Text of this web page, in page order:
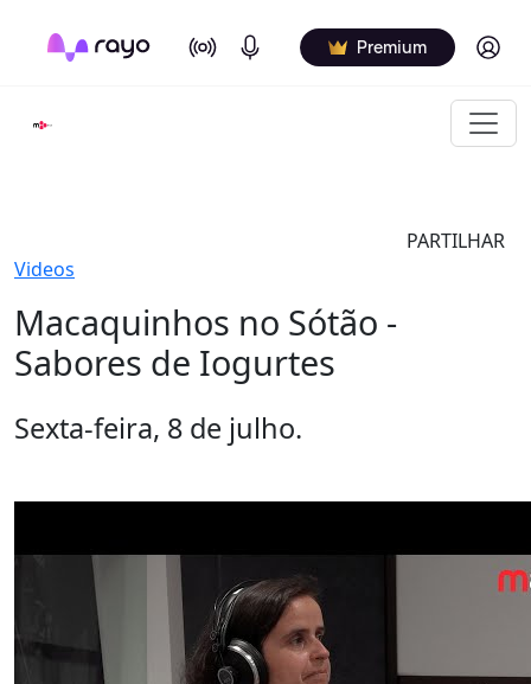
On Air Podcasts Premium Log in
PARTILHAR
Videos
Macaquinhos no Sótão -
Sabores de Iogurtes
Sexta-feira, 8 de julho.